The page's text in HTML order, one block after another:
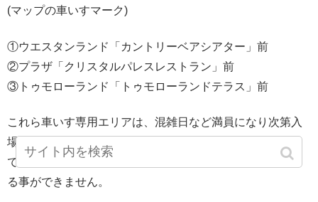
(マップの車いすマーク)
①ウエスタンランド「カントリーベアシアター」前
②プラザ「クリスタルパレスレストラン」前
③トゥモローランド「トゥモローランドテラス」前
これら車いす専用エリアは、混雑日など満員になり次第入
場できなくなります。また、あくまでも車いす専用エリア
ですので、車いすを使用していない障がい者の方は利用す
る事ができません。